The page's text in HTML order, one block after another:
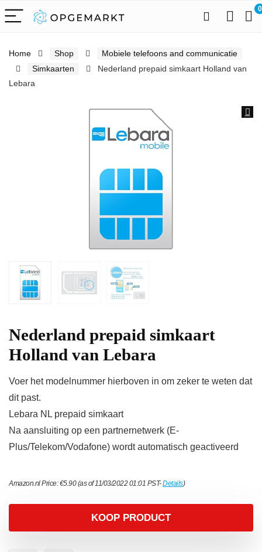
0
Home Shop
Mobiele telefoons and communicatie
Simkaarten
Nederland prepaid simkaart Holland van
Lebara
Nederland prepaid simkaart
Holland van Lebara
Voer het modelnummer hierboven in om zeker te weten dat
dit past.
Lebara NL prepaid simkaart
Na aansluiting op een partnernetwerk (E-
Plus/Telekom/Vodafone) wordt automatisch geactiveerd
Amazon.nl Price:€5.90(as of 11/03/2022 01:01 PST-Details)
KOOP PRODUCT